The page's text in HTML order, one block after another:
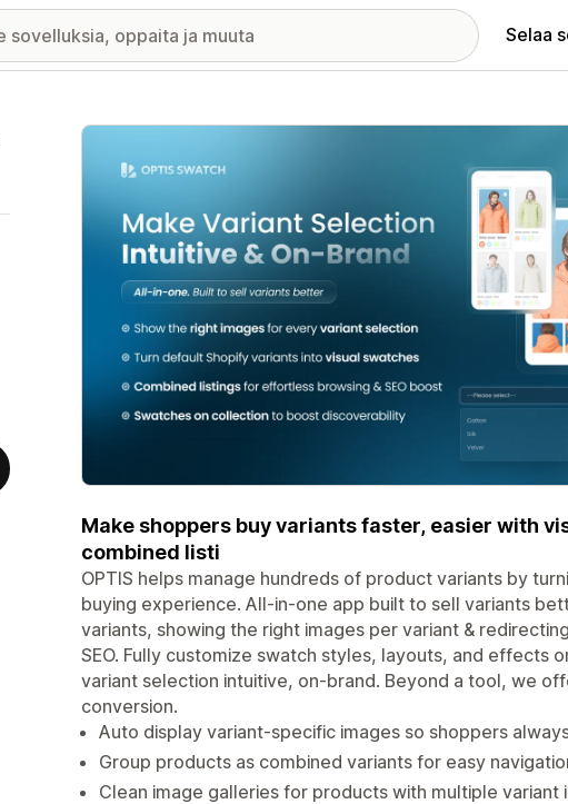
Selaa
Esittelykuvagalleria
Make shoppers buy variants faster, easier with
combined listi
OPTIS helps manage hundreds of product variants by
buying experience. All-in-one app built to sell variants
variants, showing the right images per variant &
SEO. Fully customize swatch styles, layouts, and effects
variant selection intuitive, on-brand. Beyond a tool, we
conversion.
Auto display variant-specific images so shoppers
Group products as combined variants for easy
Clean image galleries for products with multiple variant